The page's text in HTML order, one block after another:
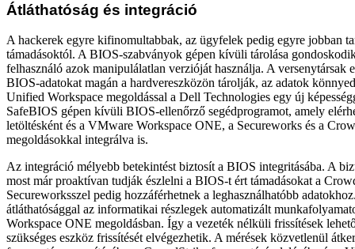
Átláthatóság és integráció
A hackerek egyre kifinomultabbak, az ügyfelek pedig egyre jobban
támadásoktól. A BIOS-szabványok gépen kívüli tárolása
felhasználó azok manipulálatlan verzióját használja. A versenytársak
BIOS-adatokat magán a hardvereszközön tárolják, az adatok
Unified Workspace megoldással a Dell Technologies egy új
SafeBIOS gépen kívüli BIOS-ellenőrző segédprogramot, amely
letöltésként és a VMware Workspace ONE, a Secureworks és a
megoldásokkal integrálva is.
Az integráció mélyebb betekintést biztosít a BIOS integritásába. A
most már proaktívan tudják észlelni a BIOS-t ért támadásokat a
Secureworksszel pedig hozzáférhetnek a leghasználhatóbb
átláthatósággal az informatikai részlegek automatizált
Workspace ONE megoldásban. Így a vezeték nélküli frissítések
szükséges eszköz frissítését elvégezhetik. A mérések közvetlenül